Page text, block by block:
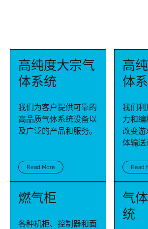
高纯度大宗气
体系统
我们为客户提供可靠的
高品质气体系统设备以
及广泛的产品和服务。
Read More
高
体
我们利
力和
改变
体输送
Read
燃气柜
各种机柜、控制器和面
气
统